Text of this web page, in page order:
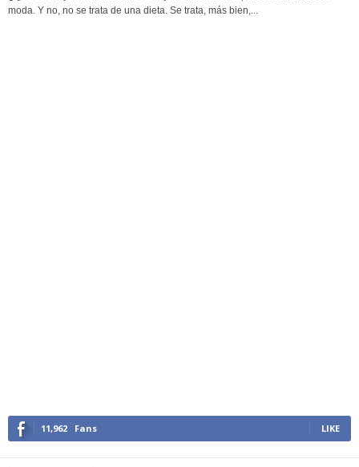
moda. Y no, no se trata de una dieta. Se trata, más bien,...
11,962 Fans LIKE